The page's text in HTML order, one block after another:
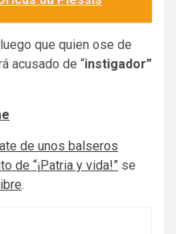
que quien ose de
acusado de “instigador”
de unos balseros
de “¡Patria y vida!” se
.